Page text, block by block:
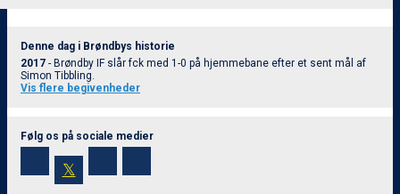
Denne dag i Brøndbys historie
2017 - Brøndby IF slår fck med 1-0 på hjemmebane efter et sent mål af
Simon Tibbling.
Vis flere begivenheder
Følg os på sociale medier
𝕏